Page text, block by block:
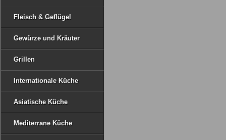
Fleisch & Geflügel
Gewürze und Kräuter
Grillen
Internationale Küche
Asiatische Küche
Mediterrane Küche